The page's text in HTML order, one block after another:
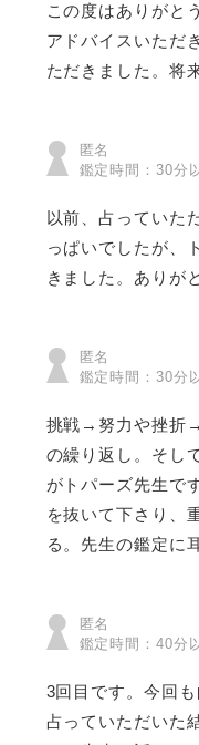
この度はありがと
アドバイスいただ
ただきました。将
匿名
鑑定時間：30
以前、占っていた
っぱいでしたが、
きました。ありが
匿名
鑑定時間：30
挑戦→努力や挫折
の繰り返し。そし
がトパーズ先生で
を抜いて下さり、
る。先生の鑑定に
匿名
鑑定時間：40
3回目です。今回
占っていただいた